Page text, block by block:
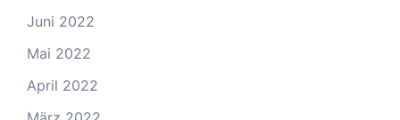
Juni 2022
Mai 2022
April 2022